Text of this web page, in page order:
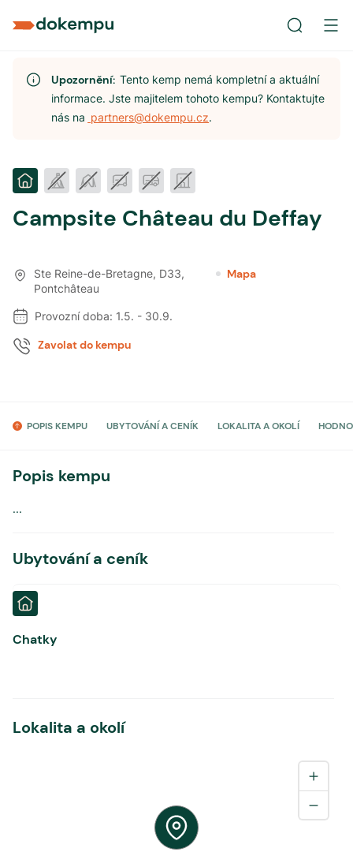
Upozornění:Tento kemp nemá kompletní a aktuální
informace. Jste majitelem tohoto kempu? Kontaktujte
nás na partners@dokempu.cz.
Campsite Château du Deffay
Ste Reine-de-Bretagne, D33,
Pontchâteau
Mapa
Provozní doba: 1.5. - 30.9.
Zavolat do kempu
POPIS KEMPU UBYTOVÁNÍ A CENÍK LOKALITA A OKOLÍ
Popis kempu
...
Ubytování a ceník
Chatky
Lokalita a okolí